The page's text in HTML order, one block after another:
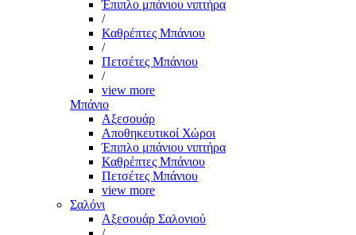
Έπιπλο μπάνιου νιπτήρα
/
Καθρέπτες Μπάνιου
/
Πετσέτες Μπάνιου
/
view more
Μπάνιο
Αξεσουάρ
Αποθηκευτικοί Χώροι
Έπιπλο μπάνιου νιπτήρα
Καθρέπτες Μπάνιου
Πετσέτες Μπάνιου
view more
Σαλόνι
Αξεσουάρ Σαλονιού